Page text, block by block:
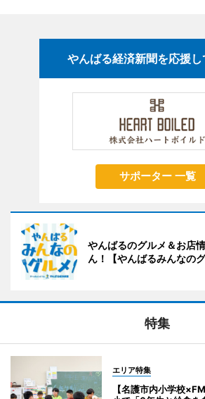
やんばる経済新聞を応援
サポーター 一覧
やんばるのグルメ＆お店
ん！【やんばるみんなのグ
特集
エリア特集
【名護市内小学校